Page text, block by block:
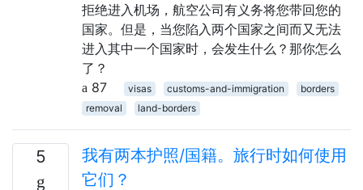
拒绝进入机场，航空公司有义务将您带回您的
国家。但是，当您陷入两个国家之间而又无法
进入其中一个国家时，会发生什么？那你怎么
了？
87
visas customs-and-immigration
borders
removal
land-borders
5
我有两本护照/国籍。旅行时如何使用
它们？